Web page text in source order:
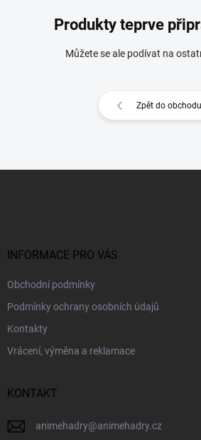
Produkty teprve
Můžete se ale podívat na
Zpět do obchodu
INFORMACE PRO VÁS
Obchodní podmínky
Podmínky ochrany osobních údajů
Kontakty
Vrácení, výměna a reklamace
KONTAKT
animehadry@animehadry.cz